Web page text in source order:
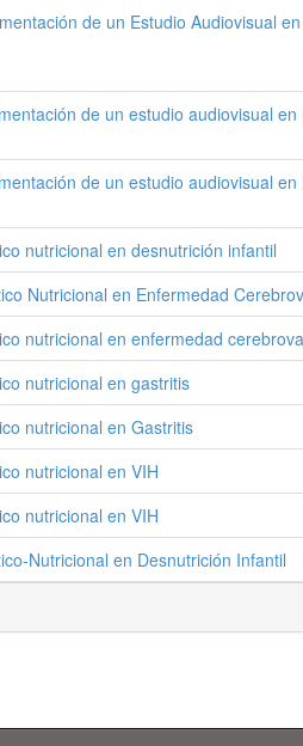
de un Estudio Audiovisual
de un estudio audiovisual
de un estudio audiovisual
nutricional en desnutrición infantil
Nutricional en Enfermedad
nutricional en enfermedad
nutricional en gastritis
nutricional en Gastritis
nutricional en VIH
nutricional en VIH
Nutricional en Desnutrición Infantil